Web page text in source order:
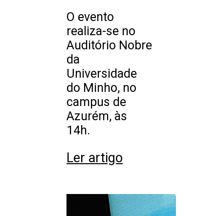
O evento
realiza-se no
Auditório Nobre
da
Universidade
do Minho, no
campus de
Azurém, às
14h.
Ler artigo